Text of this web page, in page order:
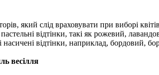
який слід враховувати при виборі
пастельні відтінки, такі як рожевий,
насичені відтінки, наприклад, бордовий,
весілля